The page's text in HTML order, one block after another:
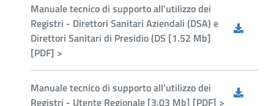
Manuale tecnico di supporto all’utilizzo dei
Registri - Direttori Sanitari Aziendali (DSA) e
Direttori Sanitari di Presidio (DS [1.52 Mb]
[PDF] >
Manuale tecnico di supporto all’utilizzo dei
Registri - Utente Regionale [3.03 Mb] [PDF] >